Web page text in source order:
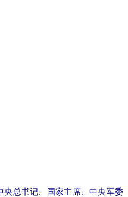
央总书记、国家主席、中央军委